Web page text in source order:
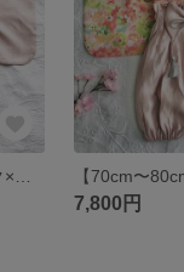
7,800円